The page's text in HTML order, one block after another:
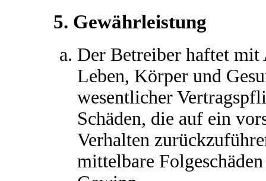
5. Gewährleistung
Der Betreiber haftet mit
Leben, Körper und
wesentlicher
Schäden, die auf ein
Verhalten
mittelbare